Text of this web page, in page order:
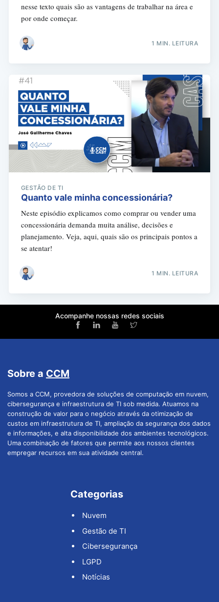
nesse texto quais são as vantagens de trabalhar na área e
por onde começar.
1 MIN. LEITURA
GESTÃO DE TI
Quanto vale minha concessionária?
Neste episódio explicamos como comprar ou vender uma
concessionária demanda muita análise, decisões e
planejamento. Veja, aqui, quais são os principais pontos a
se atentar!
1 MIN. LEITURA
Acompanhe nossas redes sociais
Sobre a CCM
Somos a CCM, provedora de soluções de computação em nuvem,
cibersegurança e infraestrutura de TI sob medida. Atuamos na
construção de valor para o negócio através da otimização de
custos em infraestrutura de TI, ampliação da segurança dos dados
e informações, e alta disponibilidade dos ambientes tecnológicos.
Uma combinação de fatores que permite aos nossos clientes
empregar recursos em sua atividade central.
Categorias
Nuvem
Gestão de TI
Cibersegurança
LGPD
Notícias